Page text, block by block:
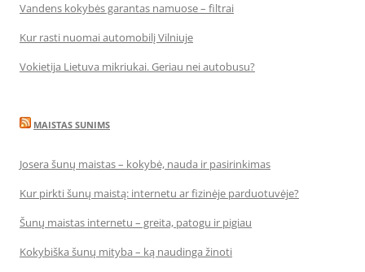
Vandens kokybės garantas namuose – filtrai
Kur rasti nuomai automobilį Vilniuje
Vokietija Lietuva mikriukai. Geriau nei autobusu?
MAISTAS SUNIMS
Josera šunų maistas – kokybė, nauda ir pasirinkimas
Kur pirkti šunų maistą: internetu ar fizinėje parduotuvėje?
Šunų maistas internetu – greita, patogu ir pigiau
Kokybiška šunų mityba – ką naudinga žinoti